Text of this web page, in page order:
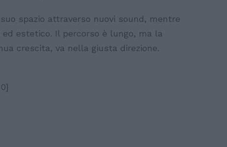
spazio attraverso nuovi sound, mentre
estetico. Il percorso è lungo, ma la
crescita, va nella giusta direzione.
0]